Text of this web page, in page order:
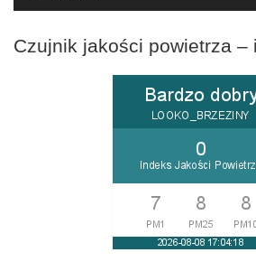
Czujnik jakości powietrza –